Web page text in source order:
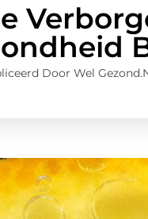
Door Wel